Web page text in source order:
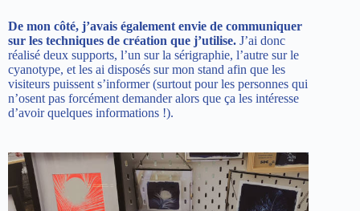
De mon côté, j’avais également envie de communiquer
sur les techniques de création que j’utilise. J’ai donc
réalisé deux supports, l’un sur la sérigraphie, l’autre sur le
cyanotype, et les ai disposés sur mon stand afin que les
visiteurs puissent s’informer (surtout pour les personnes qui
n’osent pas forcément demander alors que ça les intéresse
d’avoir quelques informations !).